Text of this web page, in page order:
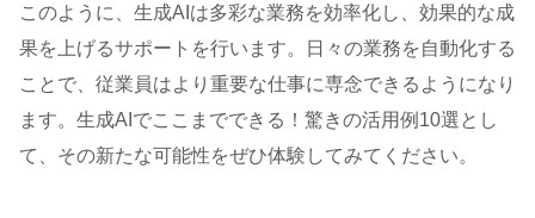
このように、生成AIは多彩な業務を効率化し、効果的な成
果を上げるサポートを行います。日々の業務を自動化する
ことで、従業員はより重要な仕事に専念できるようになり
ます。生成AIでここまでできる！驚きの活用例10選とし
て、その新たな可能性をぜひ体験してみてください。